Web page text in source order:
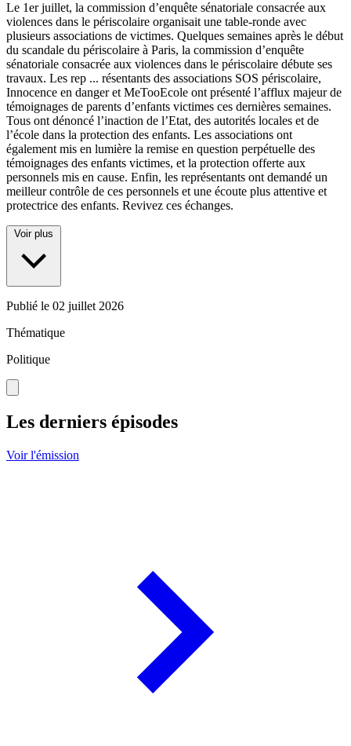
Le 1er juillet, la commission d’enquête sénatoriale consacrée aux
violences dans le périscolaire organisait une table-ronde avec
plusieurs associations de victimes. Quelques semaines après le début
du scandale du périscolaire à Paris, la commission d’enquête
sénatoriale consacrée aux violences dans le périscolaire débute ses
travaux. Les rep ... résentants des associations SOS périscolaire,
Innocence en danger et MeTooEcole ont présenté l’afflux majeur de
témoignages de parents d’enfants victimes ces dernières semaines.
Tous ont dénoncé l’inaction de l’Etat, des autorités locales et de
l’école dans la protection des enfants. Les associations ont
également mis en lumière la remise en question perpétuelle des
témoignages des enfants victimes, et la protection offerte aux
personnels mis en cause. Enfin, les représentants ont demandé un
meilleur contrôle de ces personnels et une écoute plus attentive et
protectrice des enfants. Revivez ces échanges.
Voir plus
Publié le 02 juillet 2026
Thématique
Politique
Les derniers épisodes
Voir l'émission